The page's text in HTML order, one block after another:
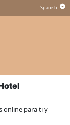
online para ti y